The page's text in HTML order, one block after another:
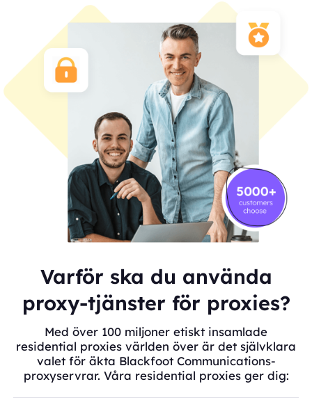
Varför ska du använda
proxy-tjänster för proxies?
Med över 100 miljoner etiskt insamlade
residential proxies världen över är det självklara
valet för äkta Blackfoot Communications-
proxyservrar. Våra residential proxies ger dig: